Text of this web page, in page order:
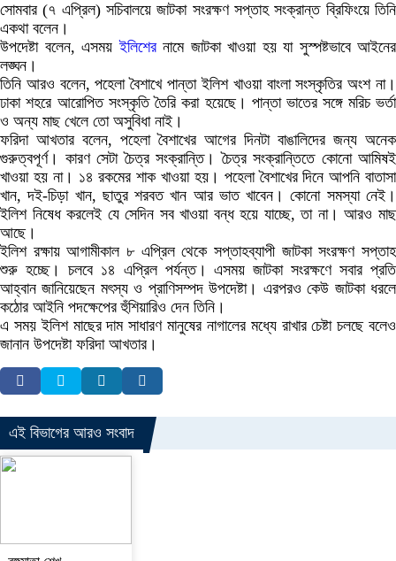
সোমবার (৭ এপ্রিল) সচিবালয়ে জাটকা সংরক্ষণ সপ্তাহ সংক্রান্ত ব্রিফিংয়ে তিনি
একথা বলেন।
উপদেষ্টা বলেন, এসময়ইলিশেরনামে জাটকা খাওয়া হয় যা সুস্পষ্টভাবে আইনের
লঙ্ঘন।
তিনি আরও বলেন, পহেলা বৈশাখে পান্তা ইলিশ খাওয়া বাংলা সংস্কৃতির অংশ না।
ঢাকা শহরে আরোপিত সংস্কৃতি তৈরি করা হয়েছে। পান্তা ভাতের সঙ্গে মরিচ ভর্তা
ও অন্য মাছ খেলে তো অসুবিধা নাই।
ফরিদা আখতার বলেন, পহেলা বৈশাখের আগের দিনটা বাঙালিদের জন্য অনেক
গুরুত্বপূর্ণ। কারণ সেটা চৈত্র সংক্রান্তি। চৈত্র সংক্রান্তিতে কোনো আমিষই
খাওয়া হয় না। ১৪ রকমের শাক খাওয়া হয়। পহেলা বৈশাখের দিনে আপনি বাতাসা
খান, দই-চিড়া খান, ছাতুর শরবত খান আর ভাত খাবেন। কোনো সমস্যা নেই।
ইলিশ নিষেধ করলেই যে সেদিন সব খাওয়া বন্ধ হয়ে যাচ্ছে, তা না। আরও মাছ
আছে।
ইলিশ রক্ষায় আগামীকাল ৮ এপ্রিল থেকে সপ্তাহব্যাপী জাটকা সংরক্ষণ সপ্তাহ
শুরু হচ্ছে। চলবে ১৪ এপ্রিল পর্যন্ত। এসময় জাটকা সংরক্ষণে সবার প্রতি
আহ্বান জানিয়েছেন মৎস্য ও প্রাণিসম্পদ উপদেষ্টা। এরপরও কেউ জাটকা ধরলে
কঠোর আইনি পদক্ষেপের হুঁশিয়ারিও দেন তিনি।
এ সময় ইলিশ মাছের দাম সাধারণ মানুষের নাগালের মধ্যে রাখার চেষ্টা চলছে বলেও
জানান উপদেষ্টা ফরিদা আখতার।
এই বিভাগের আরও সংবাদ